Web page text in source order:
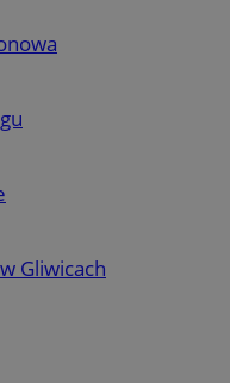
Gliwicach